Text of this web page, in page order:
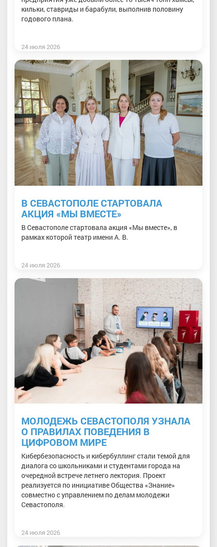
кильки, ставриды и барабули, выполнив половину
годового плана.
24 июля 2026
В СЕВАСТОПОЛЕ СТАРТОВАЛА
АКЦИЯ «МЫ ВМЕСТЕ»
В Севастополе стартовала акция «Мы вместе», в
рамках которой театр имени А. В.
24 июля 2026
МОЛОДЕЖЬ СЕВАСТОПОЛЯ УЗНАЛА
О ПРАВИЛАХ ПОВЕДЕНИЯ В
ЦИФРОВОМ МИРЕ
Кибербезопасность и кибербуллинг стали темой для
диалога со школьниками и студентами города на
очередной встрече летнего лектория. Проект
реализуется по инициативе Общества «Знание»
совместно с управлением по делам молодежи
Севастополя.
24 июля 2026